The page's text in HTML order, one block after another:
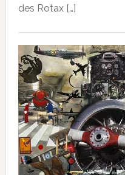
des Rotax […]